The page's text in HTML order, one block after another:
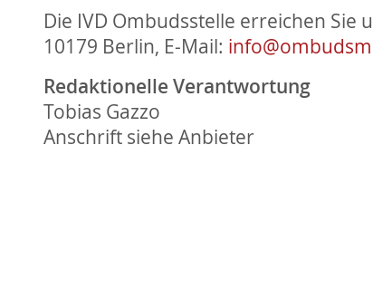
Die IVD Ombudsstelle erreichen
10179 Berlin, E-Mail:
Redaktionelle Verantwortung
Tobias Gazzo
Anschrift siehe Anbieter